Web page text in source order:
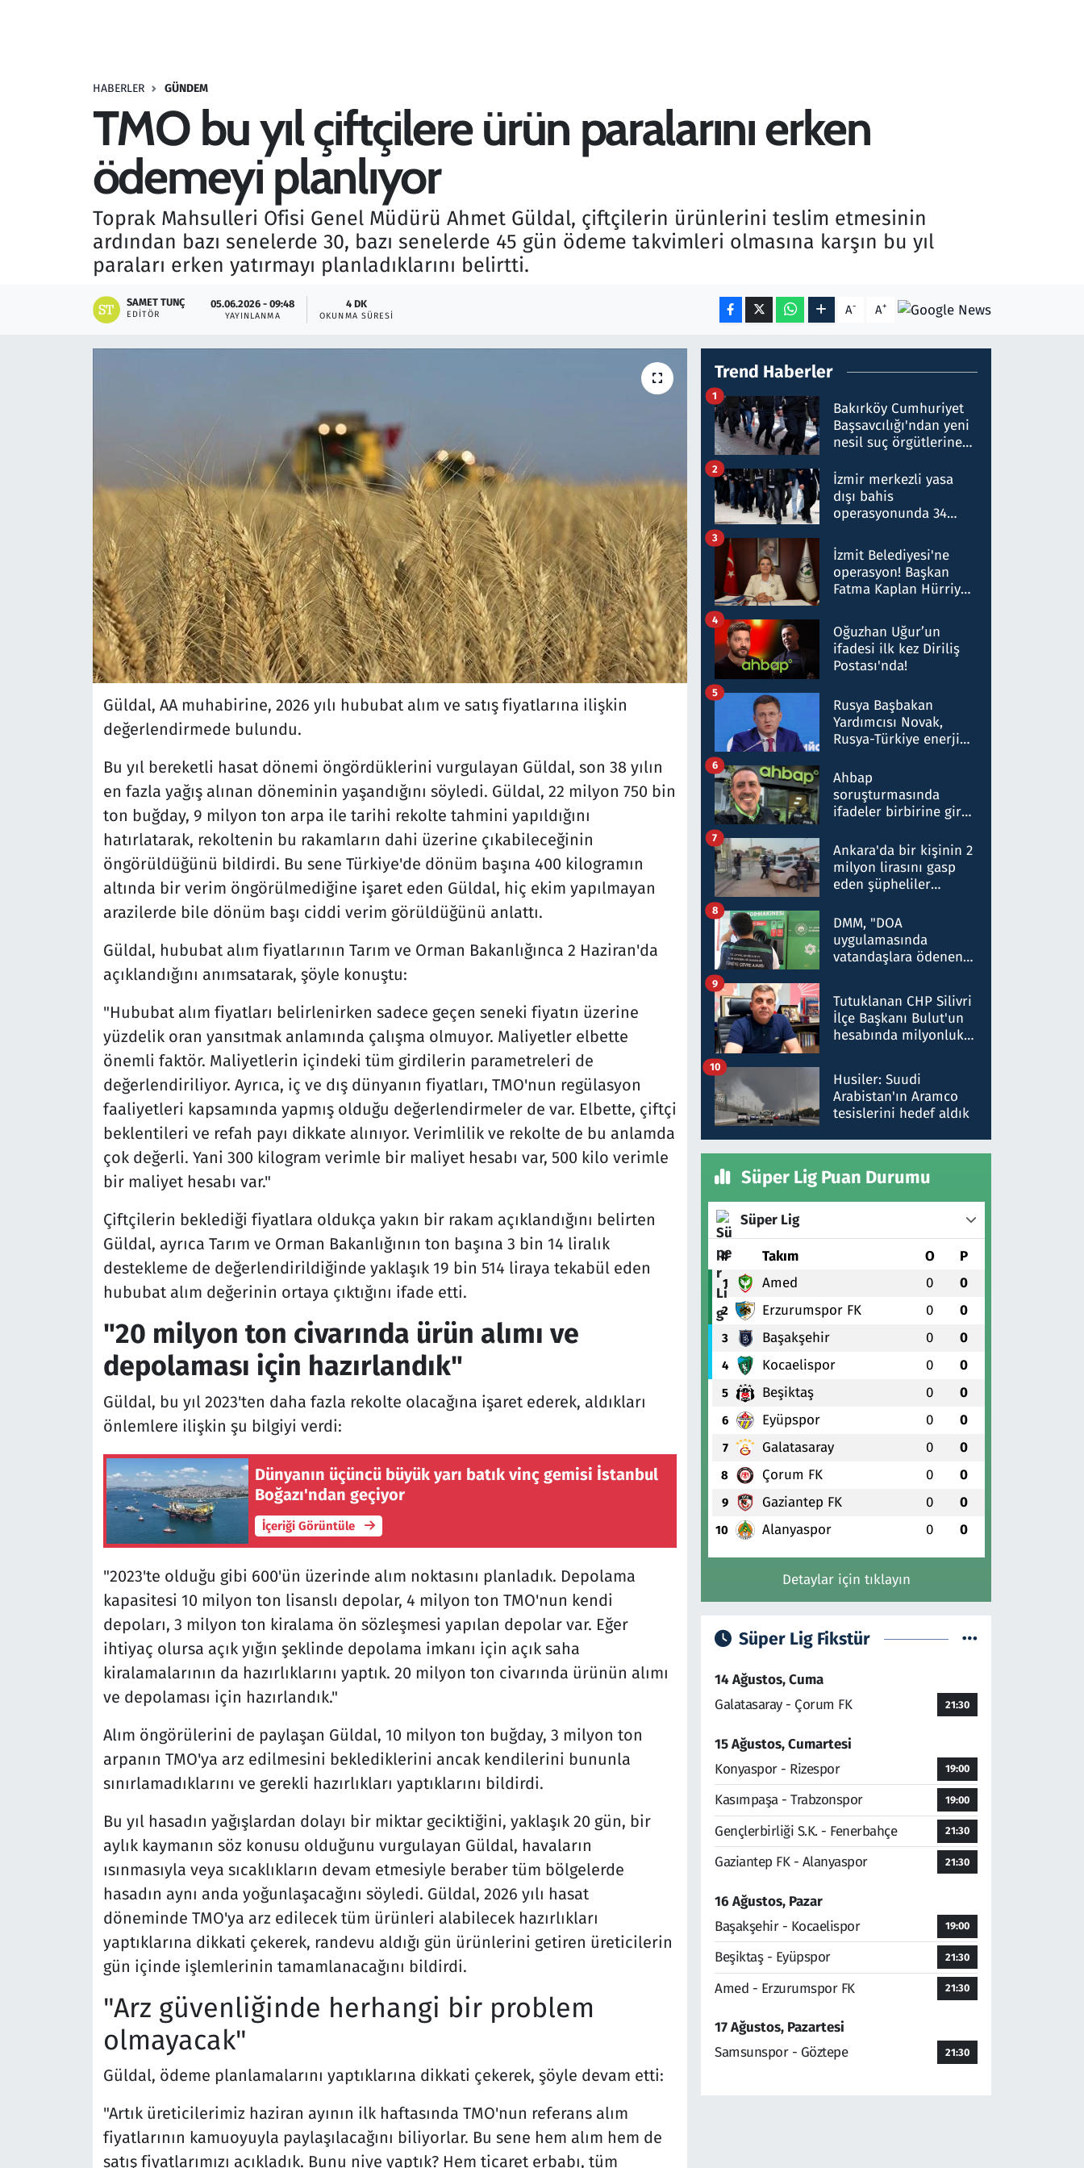
HABERLER GÜNDEM
TMO bu yıl çiftçilere ürün paralarını erken
ödemeyi planlıyor
Toprak Mahsulleri Ofisi Genel Müdürü Ahmet Güldal, çiftçilerin ürünlerini teslim etmesinin
ardından bazı senelerde 30, bazı senelerde 45 gün ödeme takvimleri olmasına karşın bu yıl
paraları erken yatırmayı planladıklarını belirtti.
SAMET TUNÇ
EDITÖR
05.06.2026 - 09:48
YAYINLANMA
4 DK
OKUNMA SÜRESI A- A+
Güldal, AA muhabirine, 2026 yılı hububat alım ve satış fiyatlarına ilişkin
değerlendirmede bulundu.
Bu yıl bereketli hasat dönemi öngördüklerini vurgulayan Güldal, son 38 yılın
en fazla yağış alınan döneminin yaşandığını söyledi. Güldal, 22 milyon 750 bin
ton buğday, 9 milyon ton arpa ile tarihi rekolte tahmini yapıldığını
hatırlatarak, rekoltenin bu rakamların dahi üzerine çıkabileceğinin
öngörüldüğünü bildirdi. Bu sene Türkiye'de dönüm başına 400 kilogramın
altında bir verim öngörülmediğine işaret eden Güldal, hiç ekim yapılmayan
arazilerde bile dönüm başı ciddi verim görüldüğünü anlattı.
Güldal, hububat alım fiyatlarının Tarım ve Orman Bakanlığınca 2 Haziran'da
açıklandığını anımsatarak, şöyle konuştu:
"Hububat alım fiyatları belirlenirken sadece geçen seneki fiyatın üzerine
yüzdelik oran yansıtmak anlamında çalışma olmuyor. Maliyetler elbette
önemli faktör. Maliyetlerin içindeki tüm girdilerin parametreleri de
değerlendiriliyor. Ayrıca, iç ve dış dünyanın fiyatları, TMO'nun regülasyon
faaliyetleri kapsamında yapmış olduğu değerlendirmeler de var. Elbette, çiftçi
beklentileri ve refah payı dikkate alınıyor. Verimlilik ve rekolte de bu anlamda
çok değerli. Yani 300 kilogram verimle bir maliyet hesabı var, 500 kilo verimle
bir maliyet hesabı var."
Çiftçilerin beklediği fiyatlara oldukça yakın bir rakam açıklandığını belirten
Güldal, ayrıca Tarım ve Orman Bakanlığının ton başına 3 bin 14 liralık
destekleme de değerlendirildiğinde yaklaşık 19 bin 514 liraya tekabül eden
hububat alım değerinin ortaya çıktığını ifade etti.
"20 milyon ton civarında ürün alımı ve
depolaması için hazırlandık"
Güldal, bu yıl 2023'ten daha fazla rekolte olacağına işaret ederek, aldıkları
önlemlere ilişkin şu bilgiyi verdi:
Dünyanın üçüncü büyük yarı batık vinç gemisi İstanbul
Boğazı'ndan geçiyor
İçeriği Görüntüle
"2023'te olduğu gibi 600'ün üzerinde alım noktasını planladık. Depolama
kapasitesi 10 milyon ton lisanslı depolar, 4 milyon ton TMO'nun kendi
depoları, 3 milyon ton kiralama ön sözleşmesi yapılan depolar var. Eğer
ihtiyaç olursa açık yığın şeklinde depolama imkanı için açık saha
kiralamalarının da hazırlıklarını yaptık. 20 milyon ton civarında ürünün alımı
ve depolaması için hazırlandık."
Alım öngörülerini de paylaşan Güldal, 10 milyon ton buğday, 3 milyon ton
arpanın TMO'ya arz edilmesini beklediklerini ancak kendilerini bununla
sınırlamadıklarını ve gerekli hazırlıkları yaptıklarını bildirdi.
Bu yıl hasadın yağışlardan dolayı bir miktar geciktiğini, yaklaşık 20 gün, bir
aylık kaymanın söz konusu olduğunu vurgulayan Güldal, havaların
ısınmasıyla veya sıcaklıkların devam etmesiyle beraber tüm bölgelerde
hasadın aynı anda yoğunlaşacağını söyledi. Güldal, 2026 yılı hasat
döneminde TMO'ya arz edilecek tüm ürünleri alabilecek hazırlıkları
yaptıklarına dikkati çekerek, randevu aldığı gün ürünlerini getiren üreticilerin
gün içinde işlemlerinin tamamlanacağını bildirdi.
"Arz güvenliğinde herhangi bir problem
olmayacak"
Güldal, ödeme planlamalarını yaptıklarına dikkati çekerek, şöyle devam etti:
"Artık üreticilerimiz haziran ayının ilk haftasında TMO'nun referans alım
fiyatlarının kamuoyuyla paylaşılacağını biliyorlar. Bu sene hem alım hem de
satış fiyatlarımızı açıkladık. Bunu niye yaptık? Hem ticaret erbabı, tüm
Trend Haberler
Bakırköy Cumhuriyet
Başsavcılığı'ndan yeni
nesil suç örgütlerine
hakkında gözaltı kararı
1
İzmir merkezli yasa
dışı bahis
operasyonunda 34
Milyar liralık para
trafiği tespit edildi
2
İzmit Belediyesi'ne
operasyon! Başkan
Fatma Kaplan Hürriyet
3
Oğuzhan Uğur’un
ifadesi ilk kez Diriliş
Postası'nda!
4
Rusya Başbakan
Yardımcısı Novak,
Rusya-Türkiye enerji
nitelikte olduğunu
belirtti
5
Ahbap
soruşturmasında
ifadeler birbirine girdi:
ifadelerinden ortaya
çıkan tablo şok etti
6
Ankara'da bir kişinin 2
milyon lirasını gasp
eden şüpheliler
7
DMM, "DOA
uygulamasında
vatandaşlara ödenen
düşürüldüğü" iddiasını
yalanladı
8
Tutuklanan CHP Silivri
İlçe Başkanı Bulut'un
hesabında milyonluk
talimat verdi, ben
gönderdim
9
Husiler: Suudi
Arabistan'ın Aramco
tesislerini hedef aldık
10
Süper Lig Puan Durumu
Süper Lig
# Takım O P
1 Amed 0 0
2 Erzurumspor FK 0 0
3 Başakşehir 0 0
4 Kocaelispor 0 0
5 Beşiktaş 0 0
6 Eyüpspor 0 0
7 Galatasaray 0 0
8 Çorum FK 0 0
9 Gaziantep FK 0 0
10 Alanyaspor 0 0
Detaylar için tıklayın
Süper Lig Fikstür
14 Ağustos, Cuma
Galatasaray - Çorum FK
21:30
15 Ağustos, Cumartesi
Konyaspor - Rizespor
19:00
Kasımpaşa - Trabzonspor 19:00
Gençlerbirliği S.K. - Fenerbahçe 21:30
Gaziantep FK - Alanyaspor 21:30
16 Ağustos, Pazar
Başakşehir - Kocaelispor
19:00
Beşiktaş - Eyüpspor 21:30
Amed - Erzurumspor FK 21:30
17 Ağustos, Pazartesi
Samsunspor - Göztepe
21:30
Savunma Sanayi
Televizyon